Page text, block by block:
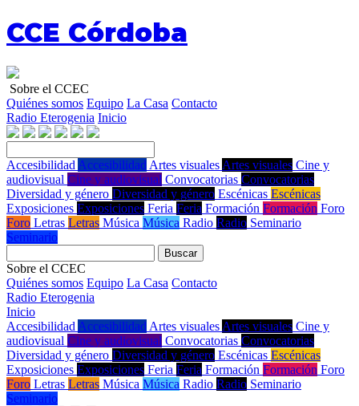
CCE Córdoba
Sobre el CCEC
Quiénes somos Equipo La Casa Contacto
Radio Eterogenia Inicio
Accesibilidad Accesibilidad Artes visuales Artes visuales Cine y
audiovisual Cine y audiovisual Convocatorias Convocatorias
Diversidad y género Diversidad y género Escénicas Escénicas
Exposiciones Exposiciones Feria Feria Formación Formación Foro
Foro Letras Letras Música Música Radio Radio Seminario
Seminario
Buscar
Sobre el CCEC
Quiénes somos Equipo La Casa Contacto
Radio Eterogenia
Inicio
Accesibilidad Accesibilidad Artes visuales Artes visuales Cine y
audiovisual Cine y audiovisual Convocatorias Convocatorias
Diversidad y género Diversidad y género Escénicas Escénicas
Exposiciones Exposiciones Feria Feria Formación Formación Foro
Foro Letras Letras Música Música Radio Radio Seminario
Seminario